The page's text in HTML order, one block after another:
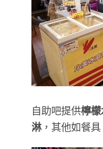
自助吧提供檸
淋，其他如餐